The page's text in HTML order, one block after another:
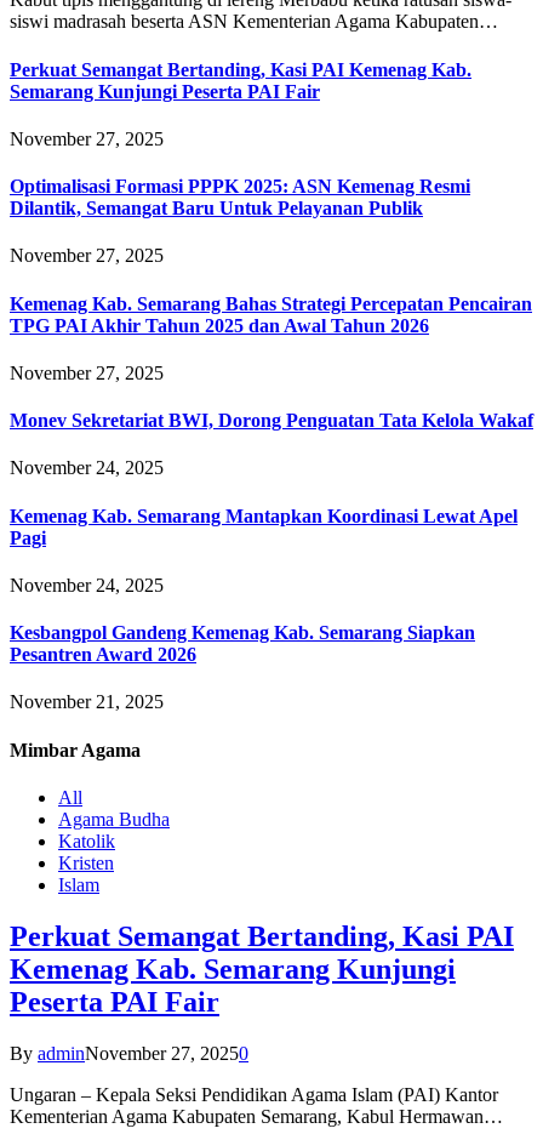
siswi madrasah beserta ASN Kementerian Agama Kabupaten…
Perkuat Semangat Bertanding, Kasi PAI Kemenag Kab.
Semarang Kunjungi Peserta PAI Fair
November 27, 2025
Optimalisasi Formasi PPPK 2025: ASN Kemenag Resmi
Dilantik, Semangat Baru Untuk Pelayanan Publik
November 27, 2025
Kemenag Kab. Semarang Bahas Strategi Percepatan Pencairan
TPG PAI Akhir Tahun 2025 dan Awal Tahun 2026
November 27, 2025
Monev Sekretariat BWI, Dorong Penguatan Tata Kelola Wakaf
November 24, 2025
Kemenag Kab. Semarang Mantapkan Koordinasi Lewat Apel
Pagi
November 24, 2025
Kesbangpol Gandeng Kemenag Kab. Semarang Siapkan
Pesantren Award 2026
November 21, 2025
Mimbar Agama
All
Agama Budha
Katolik
Kristen
Islam
Perkuat Semangat Bertanding, Kasi PAI
Kemenag Kab. Semarang Kunjungi
Peserta PAI Fair
By adminNovember 27, 20250
Ungaran – Kepala Seksi Pendidikan Agama Islam (PAI) Kantor
Kementerian Agama Kabupaten Semarang, Kabul Hermawan…